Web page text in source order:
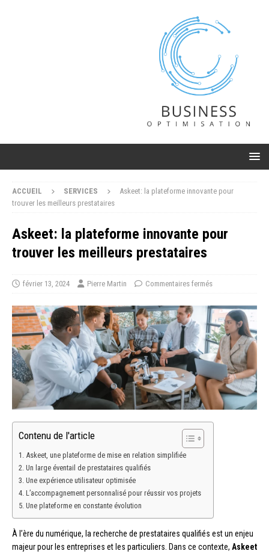
ACCUEIL SERVICES
Askeet: la plateforme innovante pour
trouver les meilleurs prestataires
Askeet: la plateforme innovante pour
trouver les meilleurs prestataires
février 13, 2024 Pierre Martin Commentaires fermés
Contenu de l'article
Askeet, une plateforme de mise en relation simplifiée
Un large éventail de prestataires qualifiés
Une expérience utilisateur optimisée
L’accompagnement personnalisé pour réussir vos projets
Une plateforme en constante évolution
À l’ère du numérique, la recherche de prestataires qualifiés est un enjeu
majeur pour les entreprises et les particuliers. Dans ce contexte, Askeet